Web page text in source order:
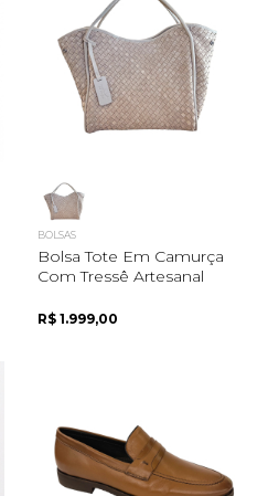
BOLSAS
Bolsa Tote Em Camurça
Com Tressê Artesanal
R$ 1.999,00